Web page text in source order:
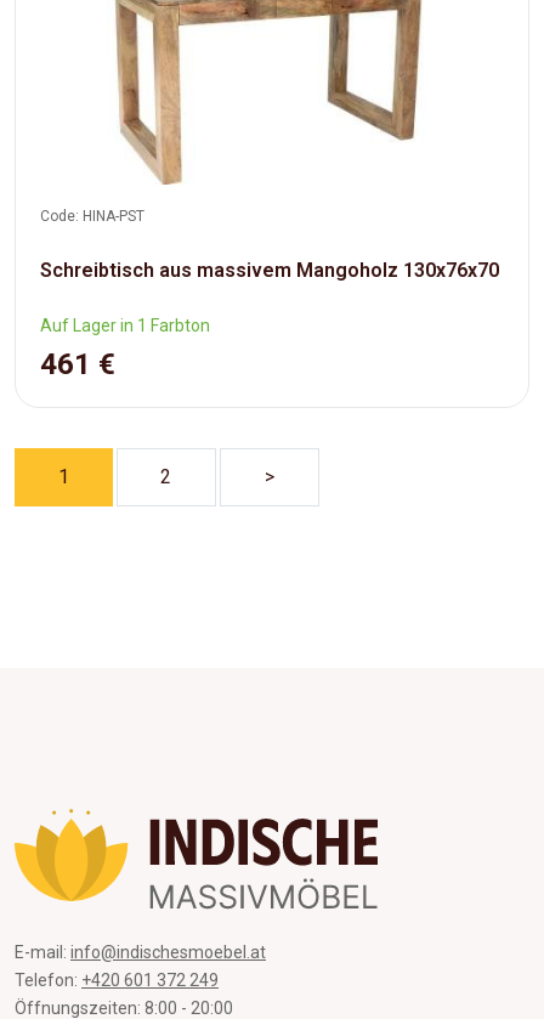
Code: HINA-PST
Schreibtisch aus massivem Mangoholz 130x76x70
Auf Lager in 1 Farbton
461 €
1 2 >
E-mail: info@indischesmoebel.at
Telefon: +420 601 372 249
Öffnungszeiten: 8:00 - 20:00